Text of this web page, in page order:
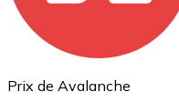
Prix de Avalanche